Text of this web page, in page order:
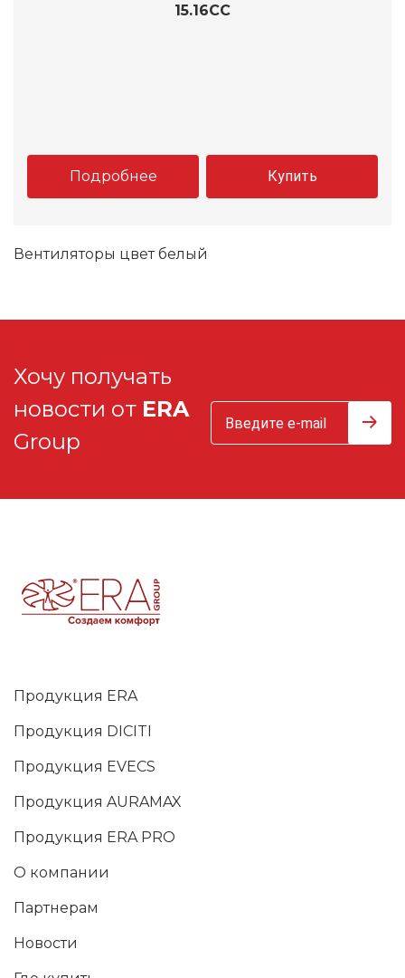
15.16CC
Подробнее Купить
Вентиляторы цвет белый
Хочу получать
новости от ERA
Group
Продукция ERA
Продукция DICITI
Продукция EVECS
Продукция AURAMAX
Продукция ERA PRO
О компании
Партнерам
Новости